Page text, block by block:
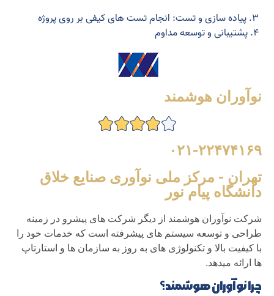
۳. پیاده سازی و تست: انجام تست های کیفی بر روی پروژه
۴. پشتیبانی و توسعه مداوم
نوآوران هوشمند
۰۲۱-۲۲۴۷۴۱۶۹
تهران - مرکز ملی نوآوری صنایع خلاق
دانشگاه پیام نور
شرکت نوآوران هوشمند از دیگر شرکت های پیشرو در زمینه
طراحی و توسعه سیستم های پیشرفته است که خدمات خود را
با کیفیت بالا و تکنولوژی های به روز به سازمان ها و استارتاپ
ها ارائه میدهد.
چرا نوآوران هوشمند؟